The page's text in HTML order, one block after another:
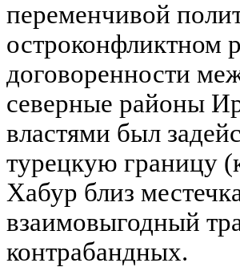
переменчивой
остроконфликтном
договоренности
северные районы
властями был
турецкую границу
Хабур близ
взаимовыгодный
контрабандных.